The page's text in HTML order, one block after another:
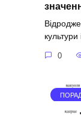
культури
0